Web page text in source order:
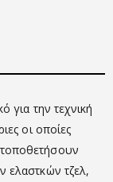
για την τεχνική
οι οποίες
ελαστκών τζελ,